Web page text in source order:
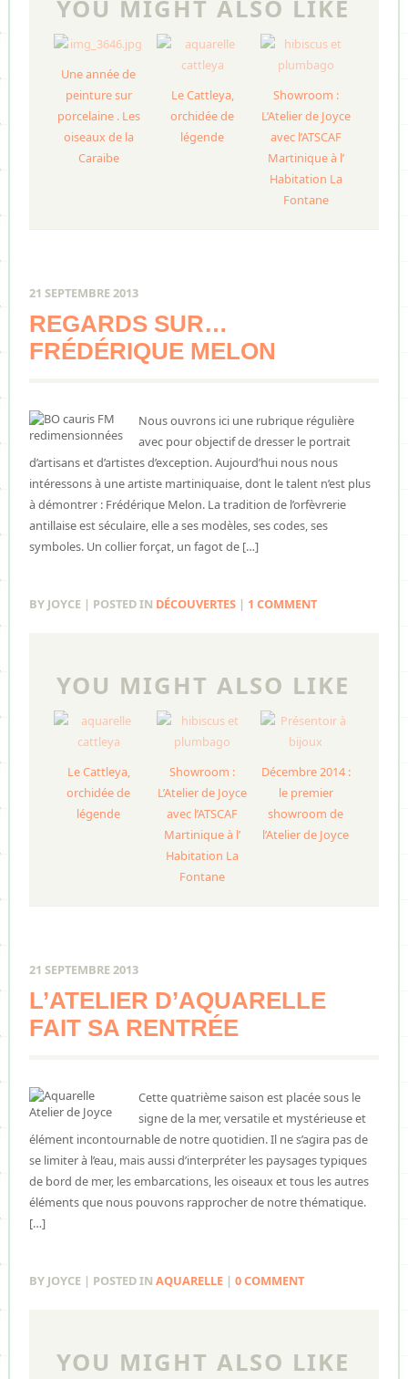
YOU MIGHT ALSO LIKE
Une année de
peinture sur
porcelaine . Les
oiseaux de la
Caraibe
Le Cattleya,
orchidée de
légende
Showroom :
L’Atelier de Joyce
avec l’ATSCAF
Martinique à l’
Habitation La
Fontane
21 SEPTEMBRE 2013
REGARDS SUR…
FRÉDÉRIQUE MELON
Nous ouvrons ici une rubrique régulière
avec pour objectif de dresser le portrait
d’artisans et d’artistes d’exception. Aujourd’hui nous nous
intéressons à une artiste martiniquaise, dont le talent n’est plus
à démontrer : Frédérique Melon. La tradition de l’orfèvrerie
antillaise est séculaire, elle a ses modèles, ses codes, ses
symboles. Un collier forçat, un fagot de […]
BY JOYCE | POSTED IN DÉCOUVERTES | 1 COMMENT
YOU MIGHT ALSO LIKE
Le Cattleya,
orchidée de
légende
Showroom :
L’Atelier de Joyce
avec l’ATSCAF
Martinique à l’
Habitation La
Fontane
Décembre 2014 :
le premier
showroom de
l’Atelier de Joyce
21 SEPTEMBRE 2013
L’ATELIER D’AQUARELLE
FAIT SA RENTRÉE
Cette quatrième saison est placée sous le
signe de la mer, versatile et mystérieuse et
élément incontournable de notre quotidien. Il ne s’agira pas de
se limiter à l’eau, mais aussi d’interpréter les paysages typiques
de bord de mer, les embarcations, les oiseaux et tous les autres
éléments que nous pouvons rapprocher de notre thématique.
[…]
BY JOYCE | POSTED INAQUARELLE |0 COMMENT
YOU MIGHT ALSO LIKE